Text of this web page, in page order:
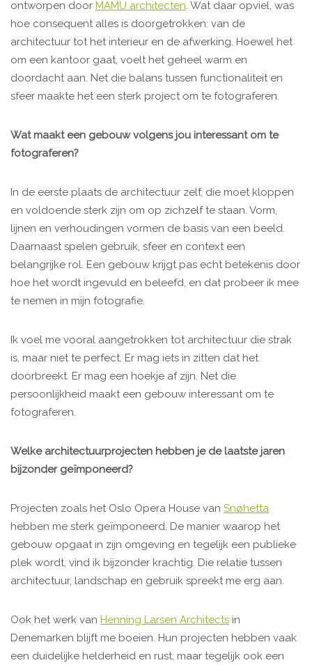
ontworpen door MAMU architecten. Wat daar opviel, was
hoe consequent alles is doorgetrokken: van de
architectuur tot het interieur en de afwerking. Hoewel het
om een kantoor gaat, voelt het geheel warm en
doordacht aan. Net die balans tussen functionaliteit en
sfeer maakte het een sterk project om te fotograferen.
Wat maakt een gebouw volgens jou interessant om te
fotograferen?
In de eerste plaats de architectuur zelf, die moet kloppen
en voldoende sterk zijn om op zichzelf te staan. Vorm,
lijnen en verhoudingen vormen de basis van een beeld.
Daarnaast spelen gebruik, sfeer en context een
belangrijke rol. Een gebouw krijgt pas echt betekenis door
hoe het wordt ingevuld en beleefd, en dat probeer ik mee
te nemen in mijn fotografie.
Ik voel me vooral aangetrokken tot architectuur die strak
is, maar niet te perfect. Er mag iets in zitten dat het
doorbreekt. Er mag een hoekje af zijn. Net die
persoonlijkheid maakt een gebouw interessant om te
fotograferen.
Welke architectuurprojecten hebben je de laatste jaren
bijzonder geïmponeerd?
Projecten zoals het Oslo Opera House van Snøhetta
hebben me sterk geïmponeerd. De manier waarop het
gebouw opgaat in zijn omgeving en tegelijk een publieke
plek wordt, vind ik bijzonder krachtig. Die relatie tussen
architectuur, landschap en gebruik spreekt me erg aan.
Ook het werk van Henning Larsen Architects in
Denemarken blijft me boeien. Hun projecten hebben vaak
een duidelijke helderheid en rust, maar tegelijk ook een